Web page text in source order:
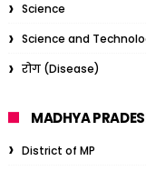
Science
Science and
रोग (Disease)
MADHYA
District of MP